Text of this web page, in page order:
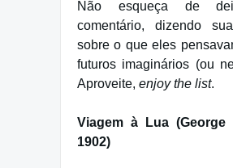
Não esqueça de
comentário, dizendo
sobre o que eles
futuros imaginários (ou
Aproveite, enjoy the list.
Viagem à Lua (George
1902)